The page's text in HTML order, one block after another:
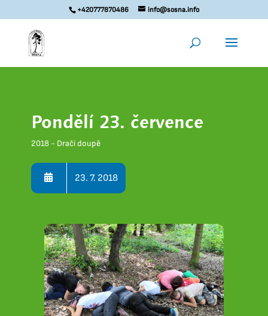
+420777870486 info@sosna.info
Pondělí 23. července
2018 - Dračí doupě
23. 7. 2018